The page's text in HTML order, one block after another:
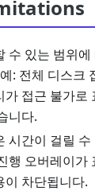
수 있는 범위에
: 전체 디스크
접근 불가로
니다.
시간이 걸릴 수
행 오버레이가
이 차단됩니다.